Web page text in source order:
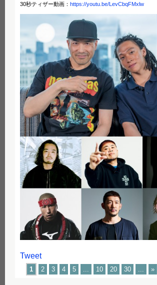
30秒ティザー動画： https://youtu.be/LevCbqFMxlw
Tweet
1 2 3 4 5 ... 10 20 30 ... »